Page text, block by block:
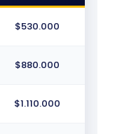
$530.000
$880.000
$1.110.000